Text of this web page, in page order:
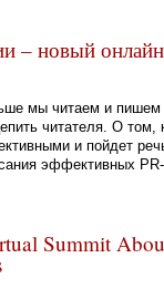
– новый
мы читаем и
читателя. О том,
и пойдет
эффективных PR-
Summit